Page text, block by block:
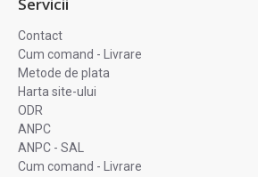
Contact
Cum comand - Livrare
Metode de plata
Harta site-ului
ODR
ANPC
ANPC - SAL
Cum comand - Livrare